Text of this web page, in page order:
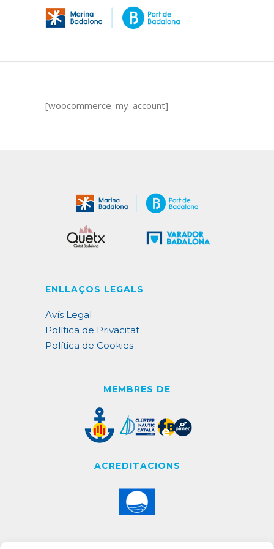
[woocommerce_my_account]
ENLLAÇOS LEGALS
Avís Legal
Política de Privacitat
Política de Cookies
MEMBRES DE
ACREDITACIONS